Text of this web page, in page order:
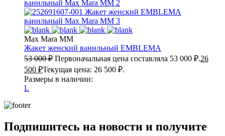
Max Mara MM
Жакет женский ванильный EMBLEMA
53 000₽ Первоначальная цена составляла 53 000 ₽.26
500 ₽Текущая цена: 26 500 ₽.
Размеры в наличии:
L
Подпишитесь на новости и получите